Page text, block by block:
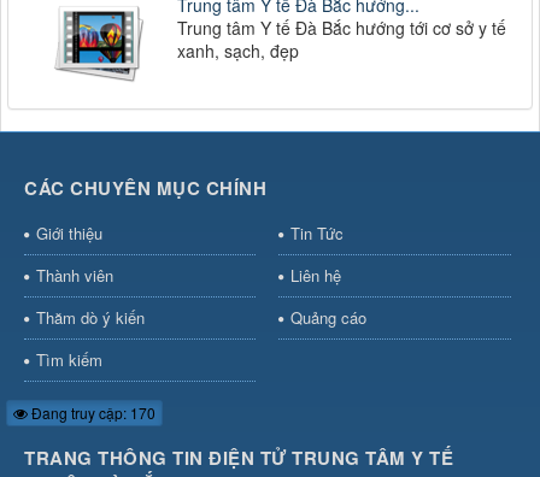
Trung tâm Y tế Đà Bắc hướng tới cơ sở y tế
xanh, sạch, đẹp
CÁC CHUYÊN MỤC CHÍNH
Giới thiệu
Tin Tức
Thành viên
Liên hệ
Thăm dò ý kiến
Quảng cáo
Tìm kiếm
Đang truy cập: 170
TRANG THÔNG TIN ĐIỆN TỬ TRUNG TÂM Y TẾ